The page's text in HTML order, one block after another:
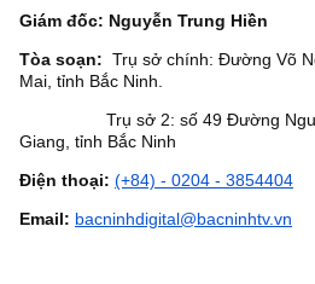
Giám đốc: Nguyễn Trung Hiền
Tòa soạn: Trụ sở chính: Đường Võ
Mai, tỉnh Bắc Ninh.
Trụ sở 2: số 49 Đường
Giang, tỉnh Bắc Ninh
Điện thoại: (+84) - 0204 - 3854404
Email: bacninhdigital@bacninhtv.vn